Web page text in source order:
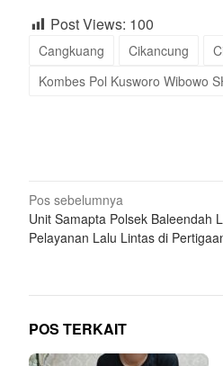
Post Views: 100
Cangkuang Cikancung
Kombes Pol Kusworo Wibowo
Navigasi
pos
Pos sebelumnya
Unit Samapta Polsek Baleendah
Pelayanan Lalu Lintas di
POS TERKAIT